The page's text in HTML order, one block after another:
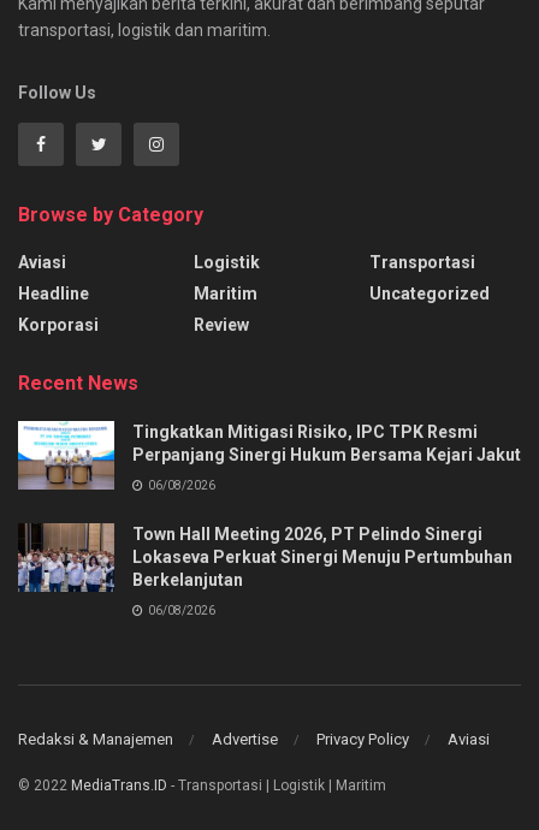
transportasi, logistik dan maritim.
Follow Us
Browse by Category
Aviasi
Headline
Korporasi
Logistik
Maritim
Review
Transportasi
Uncategorized
Recent News
Tingkatkan Mitigasi Risiko, IPC TPK Resmi
Perpanjang Sinergi Hukum Bersama Kejari Jakut
06/08/2026
Town Hall Meeting 2026, PT Pelindo Sinergi
Lokaseva Perkuat Sinergi Menuju Pertumbuhan
Berkelanjutan
06/08/2026
Redaksi & Manajemen Advertise Privacy Policy Aviasi
© 2022 MediaTrans.ID - Transportasi | Logistik | Maritim